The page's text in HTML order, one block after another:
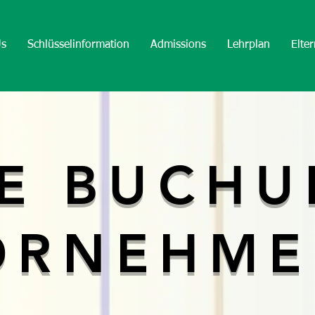
Schlüsselinformation Admissions Lehrplan